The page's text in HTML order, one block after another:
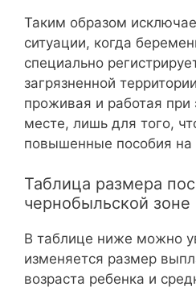
Таким образом
ситуации, когда
специально
загрязненной
проживая и работая при
месте, лишь для того,
повышенные пособия на
Таблица размера
чернобыльской зоне
В таблице ниже можно
изменяется размер
возраста ребенка и